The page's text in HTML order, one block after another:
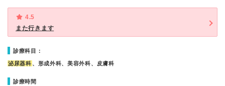
4.5
また行きます
診療科目：
泌尿器科 、形成外科、美容外科、皮膚科
診療時間